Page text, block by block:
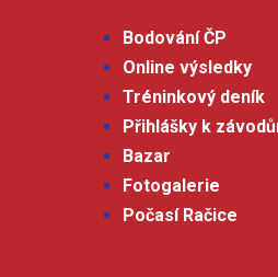
Bodování ČP
Online výsledky
Tréninkový deník
Přihlášky k
Bazar
Fotogalerie
Počasí Račice